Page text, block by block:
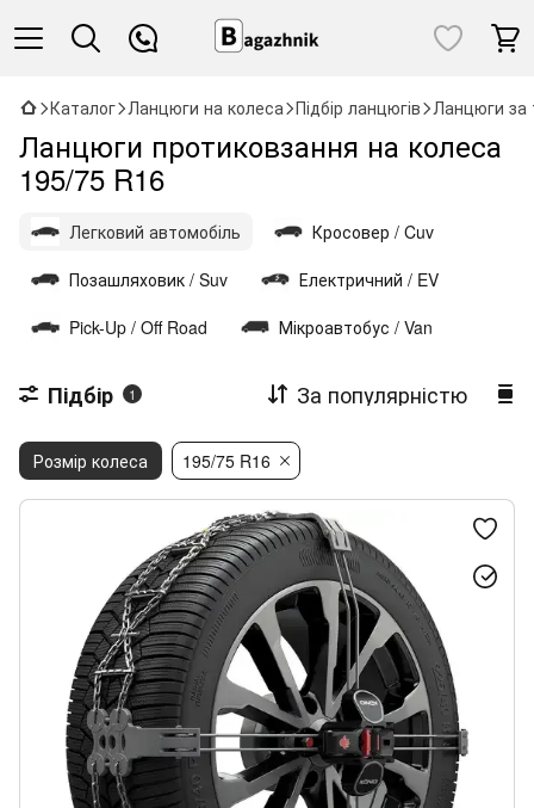
Каталог Ланцюги на колеса Підбір ланцюгів Ланцюги за
Ланцюги протиковзання на колеса
195/75 R16
Легковий автомобіль
Кросовер / Cuv
Позашляховик / Suv
Електричний / EV
Pick-Up / Off Road
Мікроавтобус / Van
Підбір 1 За популярністю
Розмір колеса 195/75 R16